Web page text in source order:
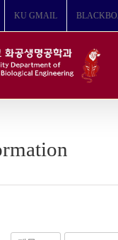
KU GMAIL